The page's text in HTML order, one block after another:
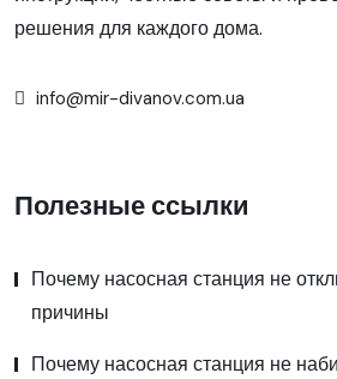
решения для каждого дома.
info@mir-divanov.com.ua
Полезные ссылки
Почему насосная станция не
причины
Почему насосная станция не